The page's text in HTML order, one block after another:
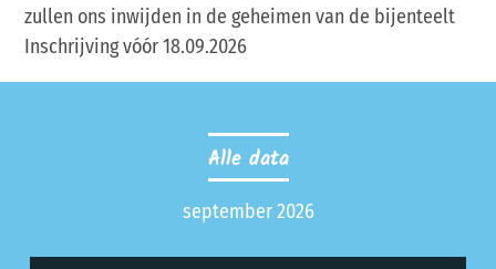
zullen ons inwijden in de geheimen van de bijenteelt
Inschrijving vóór 18.09.2026
Alle data
september 2026